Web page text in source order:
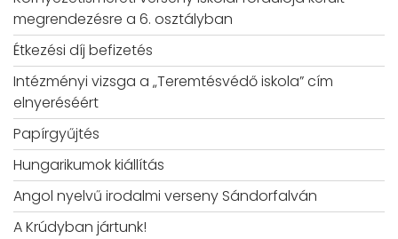
megrendezésre a 6. osztályban
Étkezési díj befizetés
Intézményi vizsga a „Teremtésvédő iskola” cím
elnyeréséért
Papírgyűjtés
Hungarikumok kiállítás
Angol nyelvű irodalmi verseny Sándorfalván
A Krúdyban jártunk!